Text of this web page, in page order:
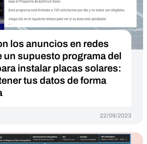
los anuncios en redes
un supuesto programa del
instalar placas solares:
tus datos de forma
22/09/2023